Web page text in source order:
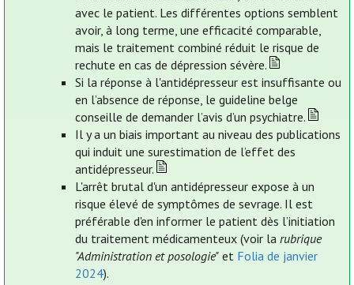
avec le patient. Les différentes options semblent
avoir, à long terme, une efficacité comparable,
mais le traitement combiné réduit le risque de
rechute en cas de dépression sévère.
Si la réponse à l'antidépresseur est insuffisante ou
en l’absence de réponse, le guideline belge
conseille de demander l’avis d’un psychiatre.
Il y a un biais important au niveau des publications
qui induit une surestimation de l’effet des
antidépresseur.
L'arrêt brutal d'un antidépresseur expose à un
risque élevé de symptômes de sevrage. Il est
préférable d'en informer le patient dès l’initiation
du traitement médicamenteux (voir la rubrique
"Administration et posologie"et Folia de janvier
2024).